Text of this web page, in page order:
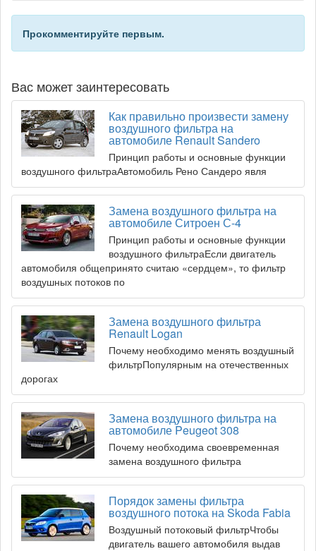
Прокомментируйте первым.
Вас может заинтересовать
Как правильно произвести замену
воздушного фильтра на
автомобиле Renault Sandero
Принцип работы и основные функции
воздушного фильтраАвтомобиль Рено Сандеро явля
Замена воздушного фильтра на
автомобиле Ситроен С-4
Принцип работы и основные функции
воздушного фильтраЕсли двигатель
автомобиля общепринято считаю «сердцем», то фильтр
воздушных потоков по
Замена воздушного фильтра
Renault Logan
Почему необходимо менять воздушный
фильтрПопулярным на отечественных
дорогах
Замена воздушного фильтра на
автомобиле Peugeot 308
Почему необходима своевременная
замена воздушного фильтра
Порядок замены фильтра
воздушного потока на Skoda Fabia
Воздушный потоковый фильтрЧтобы
двигатель вашего автомобиля выдав